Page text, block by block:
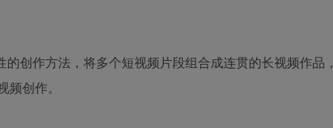
创作方法，将多个短视频片段组合成连贯的长视频作品，
创作。